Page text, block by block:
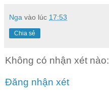
Nga vào lúc 17:53
Chia sẻ
Không có nhận xét nào:
Đăng nhận xét